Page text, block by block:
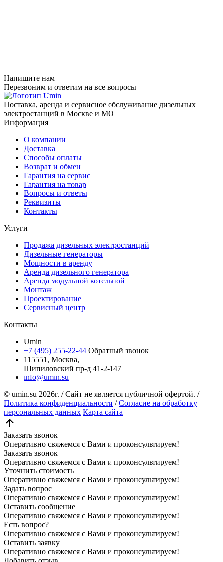
Напишите нам
Перезвоним и ответим на все вопросы
Поставка, аренда и сервисное обслуживание дизельных
электростанций в Москве и МО
Информация
О компании
Доставка
Способы оплаты
Возврат и обмен
Гарантия на сервис
Гарантия на товар
Вопросы и ответы
Реквизиты
Контакты
Услуги
Продажа дизельных электростанций
Дизельные генераторы
Мощности в аренду
Аренда дизельного генератора
Аренда модульной котельной
Монтаж
Проектирование
Сервисный центр
Контакты
Umin
+7 (495) 255-22-44 Обратный звонок
115551, Москва,
Шипиловский пр-д 41-2-147
info@umin.su
© umin.su 2026г. /Сайт не является публичной офертой. /
Политика конфиденциальности / Согласие на обработку
персональных данных Карта сайта
Заказать звонок
Оперативно свяжемся с Вами и проконсультируем!
Заказать звонок
Оперативно свяжемся с Вами и проконсультируем!
Уточнить стоимость
Оперативно свяжемся с Вами и проконсультируем!
Задать вопрос
Оперативно свяжемся с Вами и проконсультируем!
Оставить сообщение
Оперативно свяжемся с Вами и проконсультируем!
Есть вопрос?
Оперативно свяжемся с Вами и проконсультируем!
Оставить заявку
Оперативно свяжемся с Вами и проконсультируем!
Добавить отзыв